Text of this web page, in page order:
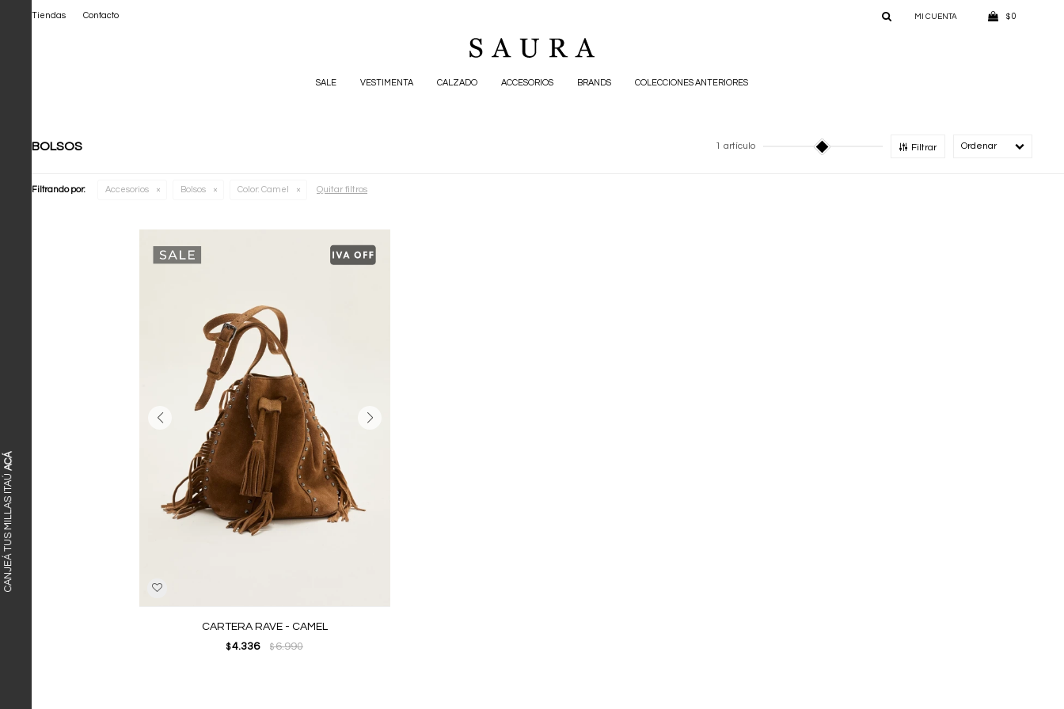
SALE VESTIMENTA CALZADO ACCESORIOS BRANDS COLECCIONES ANTERIORES
$ 0
Tiendas Contacto
CANJEÁ TUS MILLAS ITAÚ
ACÁ
BOLSOS 1 artículo Filtrar
Filtrando por: Accesorios Bolsos Color: Camel Quitar filtros
CARTERA RAVE - CAMEL
$4.336 $6.990